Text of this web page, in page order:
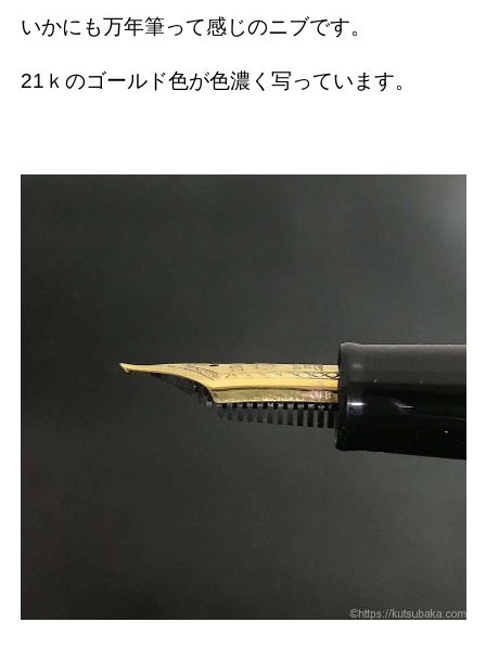
いかにも万年筆って感じのニブです。
21ｋのゴールド色が色濃く写っています。